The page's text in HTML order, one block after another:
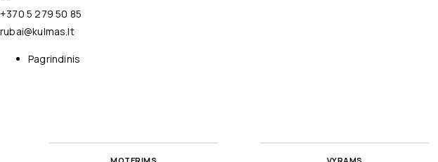
+370 5 279 50 85
rubai@kulmas.lt
Pagrindinis